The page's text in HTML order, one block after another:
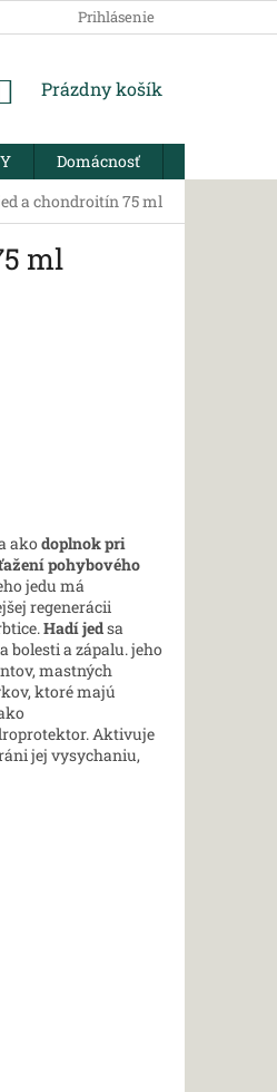
Prihlásenie
NÁKUPNÝ
Prázdny košík
Domácnosť
a chondroitín 75 ml
ml
akodoplnok pri
pohybového
jedu má
regenerácii
Hadí jedsa
bolesti a zápalu. jeho
mastných
ktoré majú
Aktivuje
jej vysychaniu,